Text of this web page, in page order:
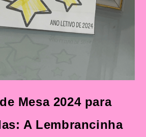
Mesa 2024 para
A Lembrancinha